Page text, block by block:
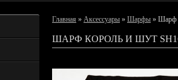
Главная » Аксессуары » Шарфы » Шарф
ШАРФ КОРОЛЬ И ШУТ